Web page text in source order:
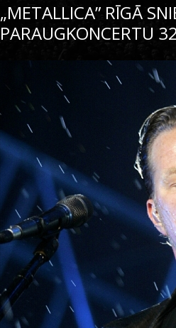
„METALLICA” RĪGĀ
PARAUGKONCERTU